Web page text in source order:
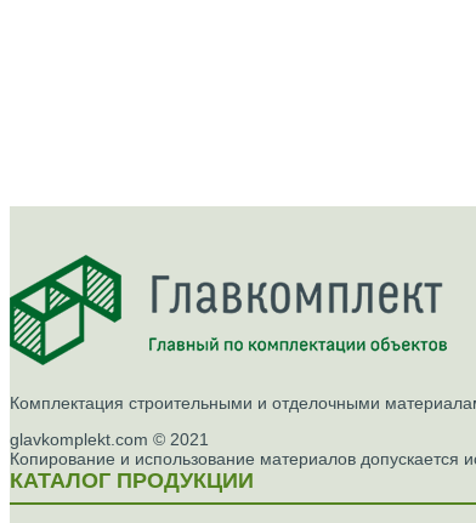
Комплектация строительными и отделочными
glavkomplekt.com © 2021
Копирование и использование материалов допускается
КАТАЛОГ ПРОДУКЦИИ